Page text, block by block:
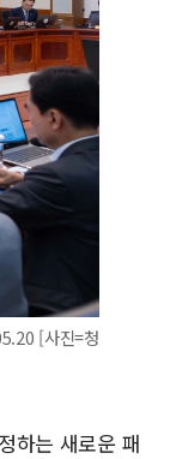
[사진=청
하는 새로운 패